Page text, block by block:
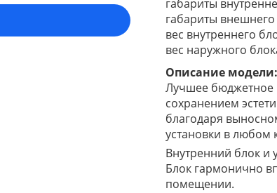
габариты
габариты
вес внутреннего
вес наружного
Описание модели:
Лучшее бюджетное
сохранением
благодаря
установки в
Внутренний блок и
Блок гармонично
помещении.